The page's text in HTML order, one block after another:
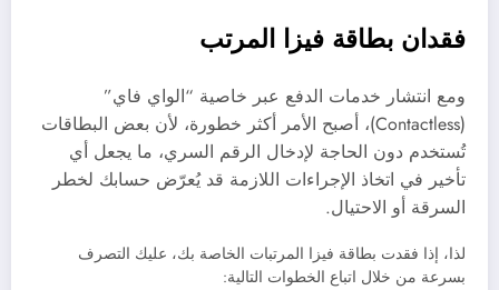
فقدان بطاقة فيزا المرتب
ومع انتشار خدمات الدفع عبر خاصية “الواي فاي”
(Contactless)، أصبح الأمر أكثر خطورة، لأن بعض البطاقات
تُستخدم دون الحاجة لإدخال الرقم السري، ما يجعل أي
تأخير في اتخاذ الإجراءات اللازمة قد يُعرّض حسابك لخطر
السرقة أو الاحتيال.
لذا، إذا فقدت بطاقة فيزا المرتبات الخاصة بك، عليك التصرف
بسرعة من خلال اتباع الخطوات التالية: